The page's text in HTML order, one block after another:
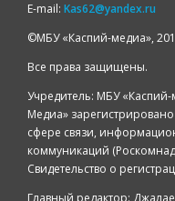
E-mail: Kas62@yandex.ru
©️МБУ «Каспий-медиа»,
Все права защищены.
Учредитель: МБУ
Медиа»
сфере связи,
коммуникаций
Свидетельство о
Главный редактор: